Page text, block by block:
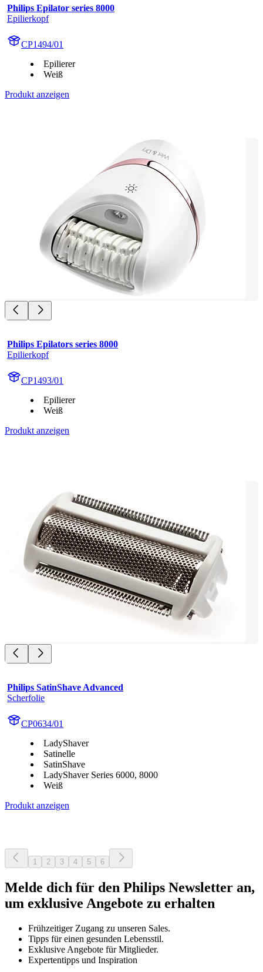
Philips Epilator series 8000
Epilierkopf
CP1494/01
Epilierer
Weiß
Produkt anzeigen
Philips Epilators series 8000
Epilierkopf
CP1493/01
Epilierer
Weiß
Produkt anzeigen
Philips SatinShave Advanced
Scherfolie
CP0634/01
LadyShaver
Satinelle
SatinShave
LadyShaver Series 6000, 8000
Weiß
Produkt anzeigen
1 2 3 4 5 6
Melde dich für den Philips Newsletter an,
um exklusive Angebote zu erhalten
Frühzeitiger Zugang zu unseren Sales.
Tipps für einen gesunden Lebensstil.
Exklusive Angebote für Mitglieder.
Expertentipps und Inspiration